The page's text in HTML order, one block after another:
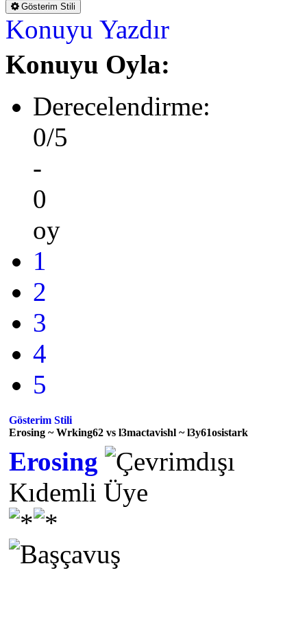
Gösterim Stili
Konuyu Yazdır
Konuyu Oyla:
Derecelendirme:
0/5
-
0
oy
1
2
3
4
5
Gösterim Stili
Erosing ~ Wrking62 vs l3mactavishl ~ l3y61osistark
Erosing
Kıdemli Üye